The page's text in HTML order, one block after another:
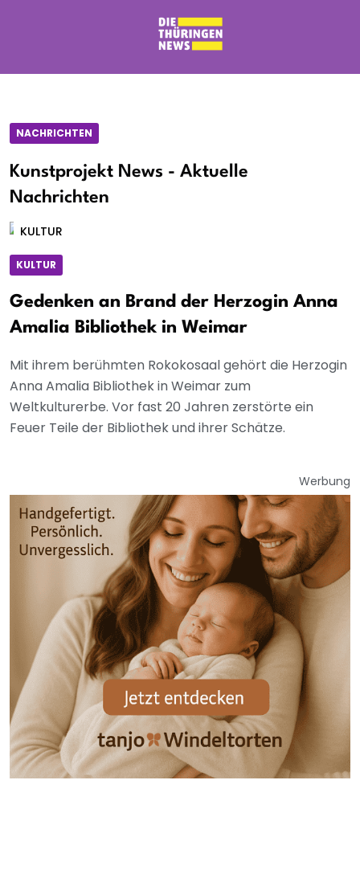
NACHRICHTEN
Kunstprojekt News - Aktuelle
Nachrichten
KULTUR
KULTUR
Gedenken an Brand der Herzogin Anna
Amalia Bibliothek in Weimar
Mit ihrem berühmten Rokokosaal gehört die Herzogin
Anna Amalia Bibliothek in Weimar zum
Weltkulturerbe. Vor fast 20 Jahren zerstörte ein
Feuer Teile der Bibliothek und ihrer Schätze.
Werbung